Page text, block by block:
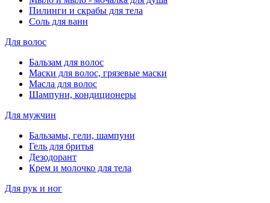
Пилинги и скрабы для тела
Соль для ванн
Для волос
Бальзам для волос
Маски для волос, грязевые маски
Масла для волос
Шампуни, кондиционеры
Для мужчин
Бальзамы, гели, шампуни
Гель для бритья
Дезодорант
Крем и молочко для тела
Для рук и ног